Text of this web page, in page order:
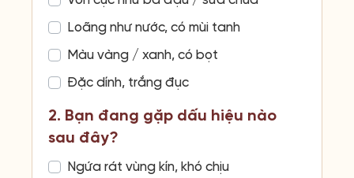
Loãng như nước, có mùi tanh
Màu vàng / xanh, có bọt
Đặc dính, trắng đục
2. Bạn đang gặp dấu hiệu nào
sau đây?
Ngứa rát vùng kín, khó chịu